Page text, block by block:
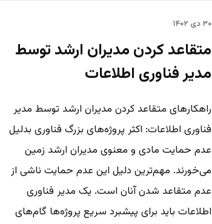
۳۰ دی ۱۴۰۲
متقاعد کردن مدیران ارشد توسط
مدیر فناوری اطلاعات
راهکارهای متقاعد کردن مدیران ارشد توسط مدیر
فناوری اطلاعات: اکثر پروژه‌های بزرگ فناوری بدلیل
عدم حمایت مادی و معنوی مدیران ارشد زمین
می‌خورند. مهم‌ترین دلیل این عدم حمایت ناشی از
عدم متقاعد شدن آنان است. یک مدیر فناوری
اطلاعات باید برای پیشبرد سریع پرو‌ژه‌ها گام‌های